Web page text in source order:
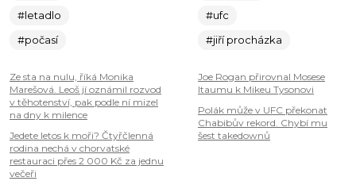
#letadlo
#počasí
Ze sta na nulu, říká Monika
Marešová. Leoš jí oznámil rozvod
v těhotenství, pak podle ní mizel
na dny k milence
Jedete letos k moři? Čtyřčlenná
rodina nechá v chorvatské
restauraci přes 2 000 Kč za jednu
večeři
#ufc
#jiří procházka
Joe Rogan přirovnal Mosese
Itaumu k Mikeu Tysonovi
Polák může v UFC překonat
Chabibův rekord. Chybí mu
šest takedownů